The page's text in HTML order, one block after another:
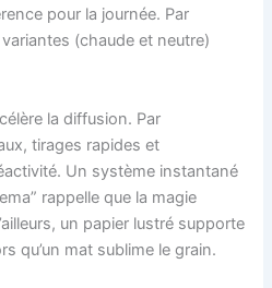
pour la journée. Par
(chaude et neutre)
la diffusion. Par
tirages rapides et
Un système instantané
rappelle que la magie
un papier lustré supporte
qu’un mat sublime le grain.